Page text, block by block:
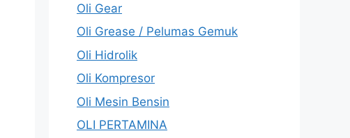
Oli Gear
Oli Grease / Pelumas Gemuk
Oli Hidrolik
Oli Kompresor
Oli Mesin Bensin
OLI PERTAMINA